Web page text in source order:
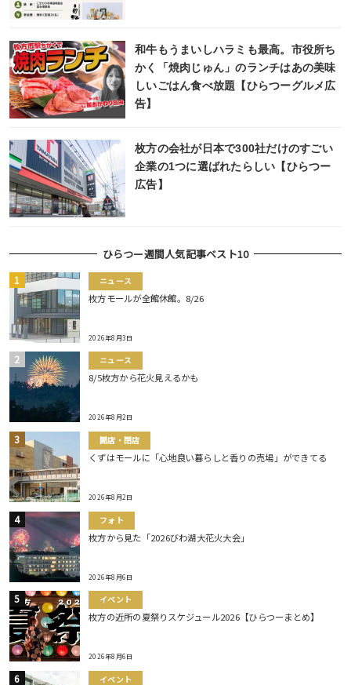
和牛もうまいしハラミも最高。市役所ち
かく「焼肉じゅん」のランチはあの美味
しいごはん食べ放題【ひらつーグルメ広
告】
枚方の会社が日本で300社だけのすごい
企業の1つに選ばれたらしい【ひらつー
広告】
ひらつー週間人気記事ベスト10
ニュース
枚方モールが全館休館。8/26
2026年8月3日
ニュース
8/5枚方から花火見えるかも
2026年8月2日
開店・閉店
くずはモールに「心地良い暮らしと香りの売場」ができてる
2026年8月2日
フォト
枚方から見た「2026びわ湖大花火大会」
2026年8月6日
イベント
枚方の近所の夏祭りスケジュール2026【ひらつーまとめ】
2026年8月6日
イベント